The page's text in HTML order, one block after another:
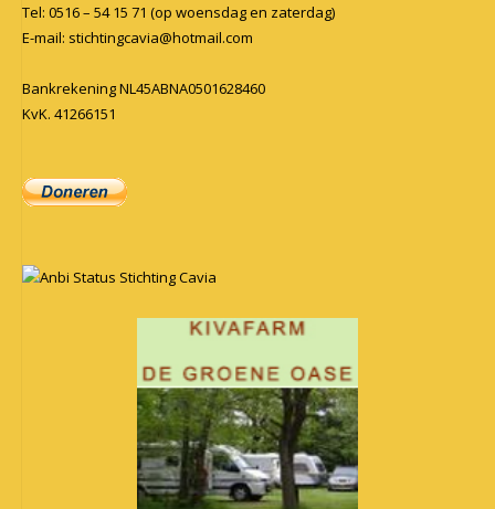
Tel: 0516 – 54 15 71 (op woensdag en zaterdag)
E-mail: stichtingcavia@hotmail.com
Bankrekening NL45ABNA0501628460
KvK. 41266151
Anbi Status Stichting Cavia